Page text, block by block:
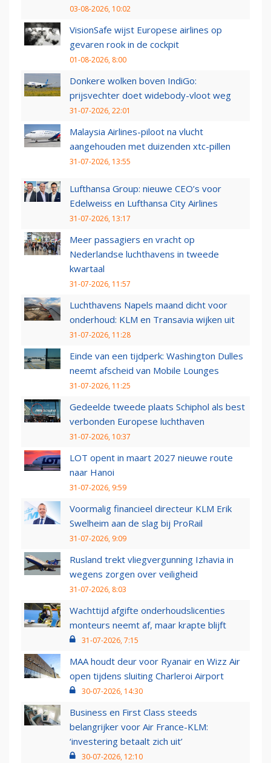
03-08-2026, 10:02
VisionSafe wijst Europese airlines op
gevaren rook in de cockpit
01-08-2026, 8:00
Donkere wolken boven IndiGo:
prijsvechter doet widebody-vloot weg
31-07-2026, 22:01
Malaysia Airlines-piloot na vlucht
aangehouden met duizenden xtc-pillen
31-07-2026, 13:55
Lufthansa Group: nieuwe CEO’s voor
Edelweiss en Lufthansa City Airlines
31-07-2026, 13:17
Meer passagiers en vracht op
Nederlandse luchthavens in tweede
kwartaal
31-07-2026, 11:57
Luchthavens Napels maand dicht voor
onderhoud: KLM en Transavia wijken uit
31-07-2026, 11:28
Einde van een tijdperk: Washington Dulles
neemt afscheid van Mobile Lounges
31-07-2026, 11:25
Gedeelde tweede plaats Schiphol als best
verbonden Europese luchthaven
31-07-2026, 10:37
LOT opent in maart 2027 nieuwe route
naar Hanoi
31-07-2026, 9:59
Voormalig financieel directeur KLM Erik
Swelheim aan de slag bij ProRail
31-07-2026, 9:09
Rusland trekt vliegvergunning Izhavia in
wegens zorgen over veiligheid
31-07-2026, 8:03
Wachttijd afgifte onderhoudslicenties
monteurs neemt af, maar krapte blijft
31-07-2026, 7:15
MAA houdt deur voor Ryanair en Wizz Air
open tijdens sluiting Charleroi Airport
30-07-2026, 14:30
Business en First Class steeds
belangrijker voor Air France-KLM:
‘investering betaalt zich uit’
30-07-2026, 12:10